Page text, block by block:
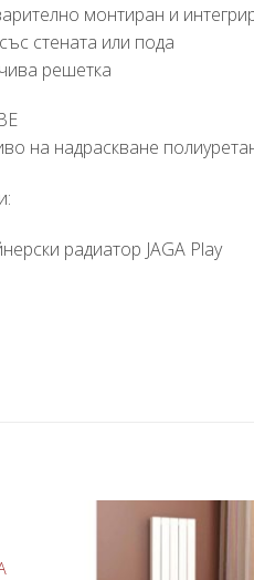
монтиран и
стената или пода
решетка
на надраскване